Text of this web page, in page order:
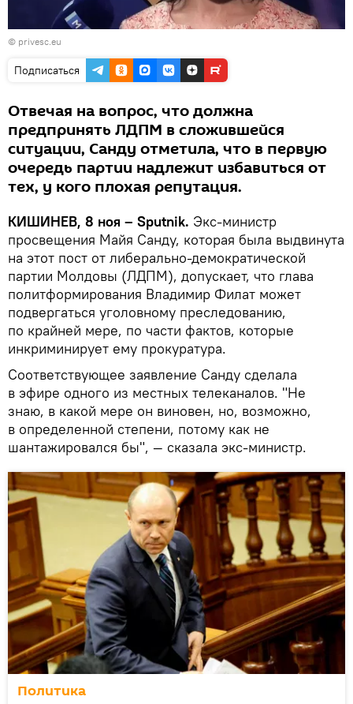
© privesc.eu
Подписаться
Отвечая на вопрос, что должна
предпринять ЛДПМ в сложившейся
ситуации, Санду отметила, что в первую
очередь партии надлежит избавиться от
тех, у кого плохая репутация.
КИШИНЕВ, 8 ноя – Sputnik. Экс-министр
просвещения Майя Санду, которая была выдвинута
на этот пост от либерально-демократической
партии Молдовы (ЛДПМ), допускает, что глава
политформирования Владимир Филат может
подвергаться уголовному преследованию,
по крайней мере, по части фактов, которые
инкриминирует ему прокуратура.
Соответствующее заявление Санду сделала
в эфире одного из местных телеканалов. "Не
знаю, в какой мере он виновен, но, возможно,
в определенной степени, потому как не
шантажировался бы", — сказала экс-министр.
Политика